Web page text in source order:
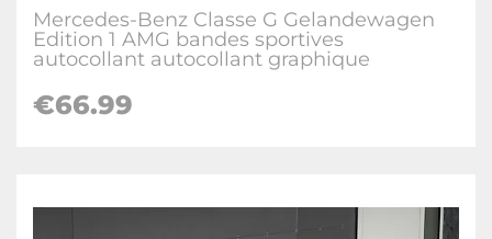
Mercedes-Benz Classe G Gelandewagen
Edition 1 AMG bandes sportives
autocollant autocollant graphique
€66.99